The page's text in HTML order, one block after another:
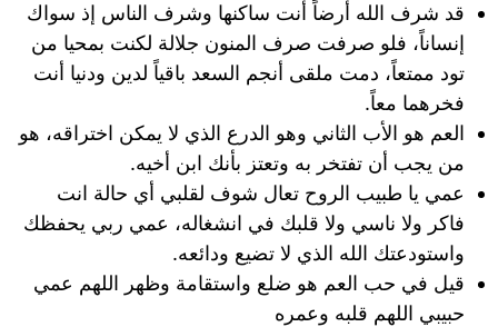
قد شرف الله أرضاً أنت ساكنها وشرف الناس إذ سواك
إنساناً، فلو صرفت صرف المنون جلالة لكنت بمحيا من
تود ممتعاً، دمت ملقى أنجم السعد باقياً لدين ودنيا أنت
فخرهما معاً.
العم هو الأب الثاني وهو الدرع الذي لا يمكن اختراقه، هو
من يجب أن تفتخر به وتعتز بأنك ابن أخيه.
عمي يا طبيب الروح تعال شوف لقلبي أي حالة انت
فاكر ولا ناسي ولا قلبك في انشغاله، عمي ربي يحفظك
واستودعتك الله الذي لا تضيع ودائعه.
قيل في حب العم هو ضلع واستقامة وظهر اللهم عمي
حبيبي اللهم قلبه وعمره